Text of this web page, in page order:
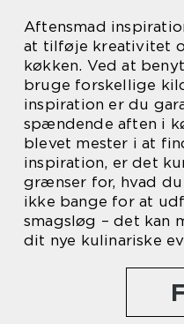
Aftensmad
at tilføje kreativitet
køkken. Ved at
bruge forskellige
inspiration er du
spændende aften i
blevet mester i at
inspiration, er det
grænser for, hvad
ikke bange for at
smagsløg – det kan
dit nye kulinariske